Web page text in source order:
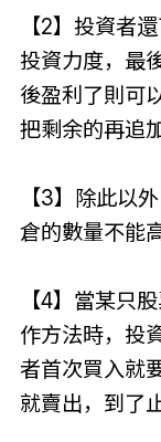
【2】投資者
投資力度，最
後盈利了則可
把剩余的再追
【3】除此以
倉的數量不能
【4】當某只
作方法時，投
者首次買入就
就賣出，到了